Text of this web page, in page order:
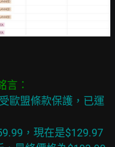
歐盟條款保護，已運
，現在是$129.97